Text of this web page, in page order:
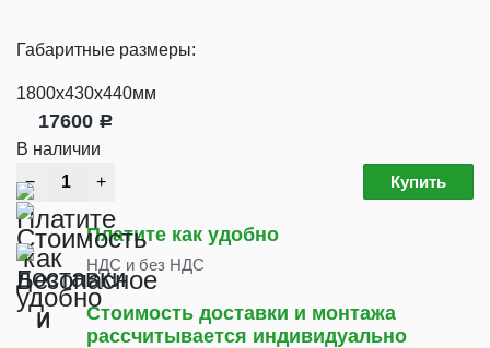
Габаритные размеры:
1800х430х440мм
17600 Р
В наличии
Купить
Платите как удобно
НДС и без НДС
Стоимость доставки и монтажа
рассчитывается индивидуально